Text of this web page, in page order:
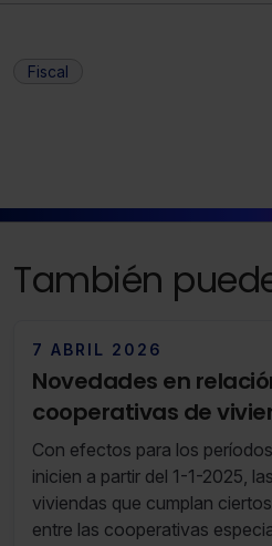
Fiscal
También
7 ABRIL 2026
Novedades en
cooperativas de
Con efectos para los
inicien a partir del 1-1-2025,
viviendas que cumplan
entre las cooperativas